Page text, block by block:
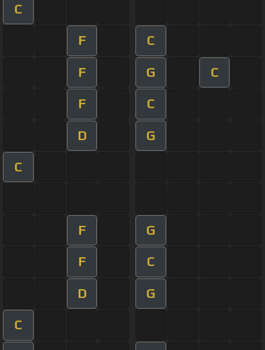
C
F C
F G C
F C
D G
C
F G
F C
D G
C